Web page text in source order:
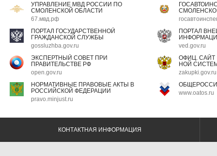
УПРАВЛЕНИЕ МВД РОССИИ ПО
СМОЛЕНСКОЙ ОБЛАСТИ
67.мвд.рф
ПОРТАЛ ГОСУДАРСТВЕННОЙ
ГРАЖДАНСКОЙ СЛУЖБЫ
gossluzhba.gov.ru
ПОРТАЛ
ved.gov.ru
ЭКСПЕРТНЫЙ СОВЕТ ПРИ
ПРАВИТЕЛЬСТВЕ РФ
open.gov.ru
ОФИЦ.
НОЙ
zakupki.gov.ru
НОРМАТИВНЫЕ ПРАВОВЫЕ АКТЫ В
РОССИЙСКОЙ ФЕДЕРАЦИИ
pravo.minjust.ru
www.oatos.ru
КОНТАКТНАЯ ИНФОРМАЦИЯ